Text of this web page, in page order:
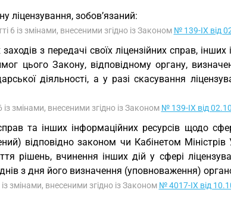
ліцензування, зобов’язаний:
6 із змінами, внесеними згідно із Законом № 139-IX від
з передачі своїх ліцензійних справ, інших
цього Закону, відповідному органу,
діяльності, а у разі скасування
із змінами, внесеними згідно із Законом № 139-IX від
та інших інформаційних ресурсів щодо
відповідно законом чи Кабінетом Міністрів
рішень, вчинення інших дій у сфері
з дня його визначення (уповноваження)
змінами, внесеними згідно із Законом № 4017-IX від